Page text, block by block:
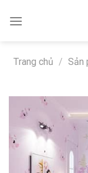
Trang chủ / Sản